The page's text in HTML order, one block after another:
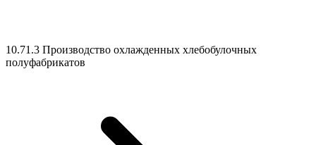
10.71.3 Производство охлажденных хлебобулочных
полуфабрикатов